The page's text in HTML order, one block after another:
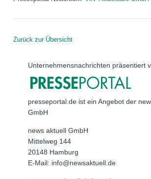
Zurück zur Übersicht
Unternehmensnachrichten präsentiert
presseportal.de ist ein Angebot der
GmbH
news aktuell GmbH
Mittelweg 144
20148 Hamburg
E-Mail: info@newsaktuell.de